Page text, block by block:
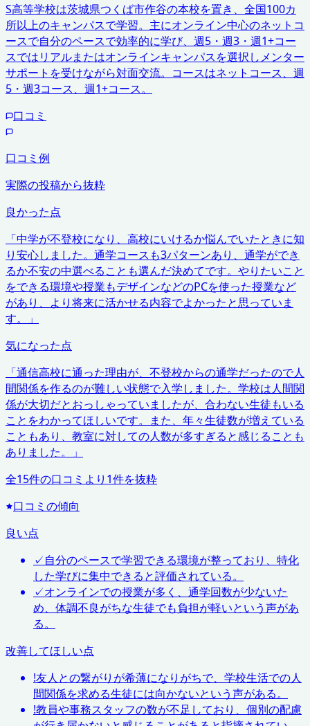
S高等学校は茨城県つくば市作谷の本校を置き、全国100カ
所以上のキャンパスで学習。主にオンライン中心のネットコ
ースで自分のペースで効率的に学び、週5・週3・週1+コー
スではリアルまたはオンラインキャンパスを選択しメンター
サポートを受けながら対面交流。コースはネットコース、週
5・週3コース、週1+コース。
口コミ
口コミ例
実際の投稿から抜粋
良かった点
「中学が不登校になり、高校にいけるか悩んでいたときに知
り安心しました。通学コースも3パターンあり、通学ができ
るか不安の中選べることも選んだ決めてです。やりたいこと
をできる環境や授業もデザインなどのPCを使った授業など
があり、より将来に活かせる内容でよかったと思っていま
す。
」
気になった点
「通信高校に通った理由が、不登校からの通学だったので人
間関係を作るのが難しい状態で入学しました。学校は人間関
係が大切だとおっしゃっていましたが、合わない生徒もいる
ことをわかってほしいです。また、年々生徒数が増えている
こともあり、教室に対しての人数が多すぎると感じることも
ありました。
」
全15件の口コミより 1件を抜粋
口コミの傾向
良い点
✓自分のペースで学習できる環境が整っており、特化
した学びに集中できると評価されている。
✓オンラインでの授業が多く、通学回数が少ないた
め、体調不良がちな生徒でも負担が軽いという声があ
る。
改善してほしい点
!友人との繋がりが希薄になりがちで、学校生活での人
間関係を求める生徒には向かないという声がある。
!教員や事務スタッフの数が不足しており、個別の配慮